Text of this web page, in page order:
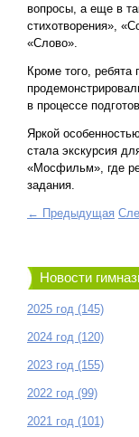
вопросы, а еще в
стихотворения»,
«Слово».
Кроме того, ребята
в процессе
Яркой
стала экскурсия
«Мосфильм», где
задания.
← Предыдущая
Новости
2025 год (145)
2024 год (120)
2023 год (155)
2022 год (99)
2021 год (101)